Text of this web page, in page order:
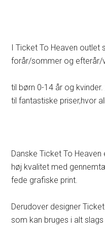
I Ticket To Heaven
forår/sommer og efterår/
til børn 0-14 år og
til fantastiske priser,hvor
Danske Ticket To
høj kvalitet med
fede grafiske print.
Derudover designer
som kan bruges i alt slags